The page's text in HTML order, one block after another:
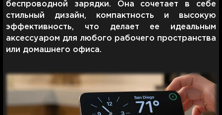
беспроводной зарядки. Она сочетает в себе
стильный дизайн, компактность и высокую
эффективность, что делает ее идеальным
аксессуаром для любого рабочего пространства
или домашнего офиса.